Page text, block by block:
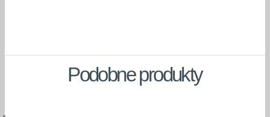
Podobne produkty